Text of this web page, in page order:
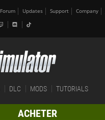
Forum Updates Support Company
DLC MODS TUTORIALS
ACHETER